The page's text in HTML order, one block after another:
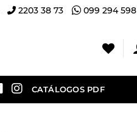
2203 38 73 099 294 598
CATÁLOGOS PDF